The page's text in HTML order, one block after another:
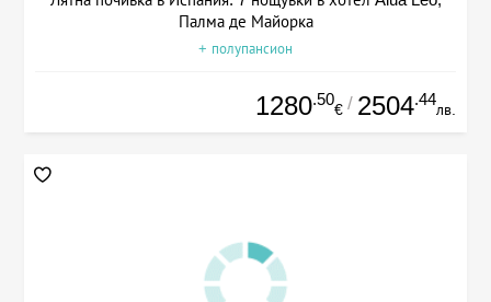
Палма де Майорка
+ полупансион
1280.50
€ / 2504.44
лв.